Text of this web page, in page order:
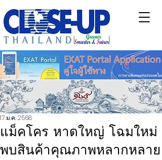
แม็คโคร หาดใหญ่ โฉมใหม่
พบสินค้าคุณภาพหลากหลาย
17 ม.ค. 2568